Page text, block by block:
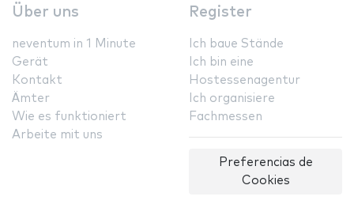
Über uns
neventum in 1 Minute
Gerät
Kontakt
Ämter
Wie es funktioniert
Arbeite mit uns
Register
Ich baue Stände
Ich bin eine
Hostessenagentur
Ich organisiere
Fachmessen
Preferencias de
Cookies